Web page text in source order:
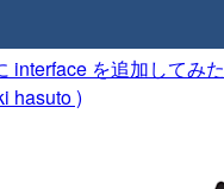
interface を追加してみた
hasuto )